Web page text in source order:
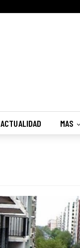
ACTUALIDAD MAS